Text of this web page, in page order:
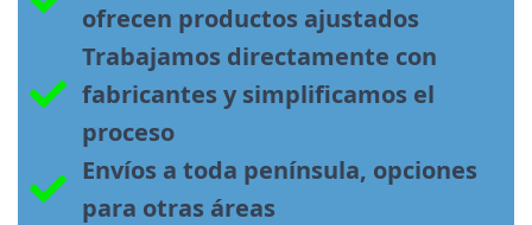
ofrecen productos ajustados
Trabajamos directamente con
fabricantes y simplificamos el
proceso
Envíos a toda península, opciones
para otras áreas